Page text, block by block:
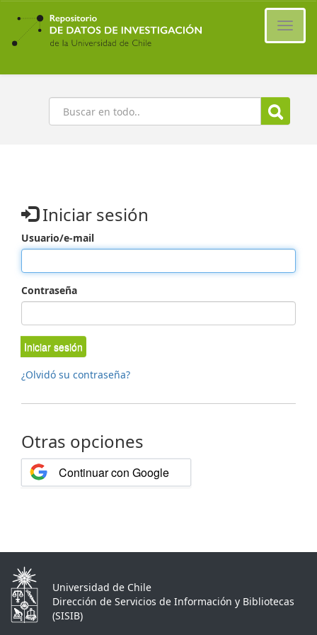
Ir
contenido
principal
Buscar
Iniciar sesión
Usuario/e-mail
Contraseña
Iniciar sesión
¿Olvidó su contraseña?
Otras opciones
Continuar con Google
Universidad de Chile
Dirección de Servicios de Información y Bibliotecas
(SISIB)